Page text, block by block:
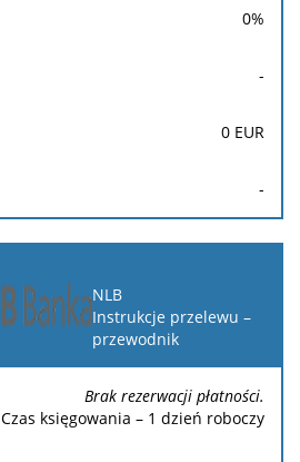
0%
-
0 EUR
-
NLB
Instrukcje przelewu –
przewodnik
Brak rezerwacji płatności.
Czas księgowania – 1 dzień roboczy